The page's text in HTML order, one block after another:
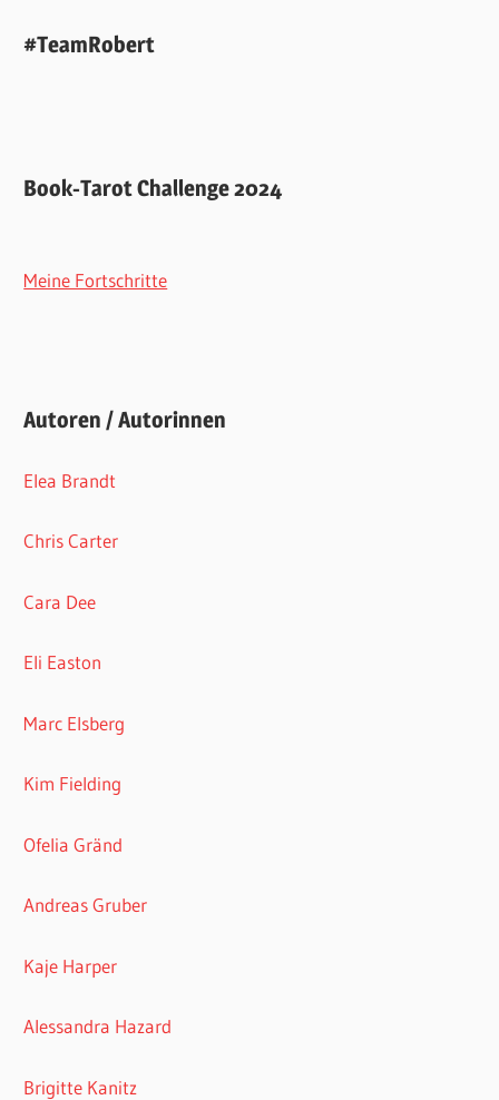
#TeamRobert
Book-Tarot Challenge 2024
Meine Fortschritte
Autoren / Autorinnen
Elea Brandt
Chris Carter
Cara Dee
Eli Easton
Marc Elsberg
Kim Fielding
Ofelia Gränd
Andreas Gruber
Kaje Harper
Alessandra Hazard
Brigitte Kanitz